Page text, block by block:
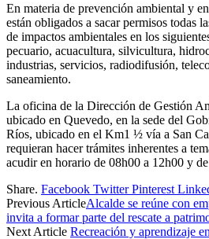
En materia de prevención ambiental y
están obligados a sacar permisos todas
de impactos ambientales en los
pecuario, acuacultura, silvicultura,
industrias, servicios, radiodifusión,
saneamiento.
La oficina de la Dirección de Gestión
ubicado en Quevedo, en la sede del
Ríos, ubicado en el Km1 ½ vía a San
requieran hacer trámites inherentes a
acudir en horario de 08h00 a 12h00 y
Share. Facebook Twitter Pinterest
Previous ArticleAlcalde se reúne con
invita a formar parte del rescate a
Next Article Recreación y aprendizaje